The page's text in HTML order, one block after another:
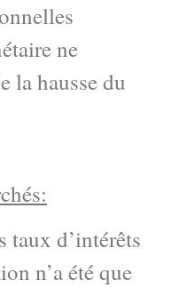
ne
la hausse du
taux d’intérêts
n’a été que